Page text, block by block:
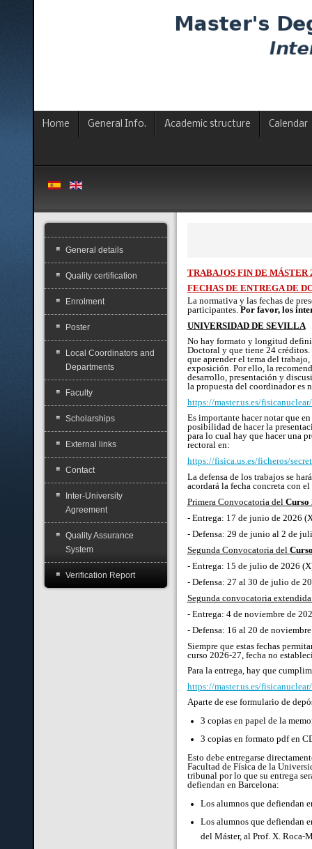
Home General Info. Academic structure Calendar
TRABAJOS FIN DE MÁSTER
FECHAS DE ENTREGA DE
La normativa y las fechas de
participantes. Por favor, los
UNIVERSIDAD DE SEVILLA
No hay formato y longitud
Doctoral y que tiene 24
que aprender el tema del
exposición. Por ello, la
desarrollo, presentación y
la propuesta del coordinador es
https://master.us.es/
Es importante hacer notar que
posibilidad de hacer la
para lo cual hay que hacer una
rectoral en:
https://fisica.us.es/ficheros/
La defensa de los trabajos se
acordará la fecha concreta con
Primera Convocatoria del Curso
- Entrega: 17 de junio de 2026
- Defensa: 29 de junio al 2 de
Segunda Convocatoria del
- Entrega: 15 de julio de 2026
- Defensa: 27 al 30 de julio de
Segunda convocatoria
- Entrega: 4 de noviembre de
- Defensa: 16 al 20 de
Siempre que estas fechas
curso 2026-27, fecha no
Para la entrega, hay que
https://master.us.es/
Aparte de ese formulario de
3 copias en papel de la
3 copias en formato pdf en
Esto debe entregarse
Facultad de Física de la
tribunal por lo que su entrega
defiendan en Barcelona:
Los alumnos que defiendan
Los alumnos que defiendan
del Máster, al Prof. X. Roca-
General details
Quality certification
Enrolment
Poster
Local Coordinators and
Departments
Faculty
Scholarships
External links
Contact
Inter-University
Agreement
Quality Assurance
System
Verification Report